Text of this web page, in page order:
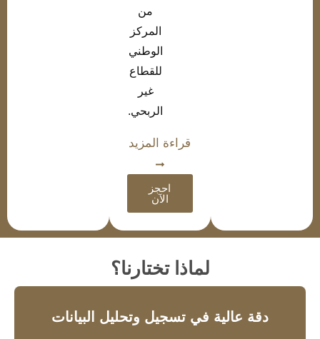
من
المركز
الوطني
للقطاع
غير
الربحي.
قراءة المزيد
احجز
الآن
لماذا تختارنا؟
دقة عالية في تسجيل وتحليل البيانات